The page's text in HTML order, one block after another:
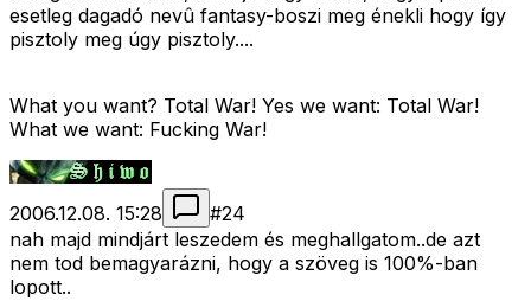
esetleg dagadó nevû fantasy-boszi meg énekli hogy így
pisztoly meg úgy pisztoly....
What you want? Total War! Yes we want: Total War!
What we want: Fucking War!
2006.12.08. 15:28 #24
nah majd mindjárt leszedem és meghallgatom..de azt
nem tod bemagyarázni, hogy a szöveg is 100%-ban
lopott..